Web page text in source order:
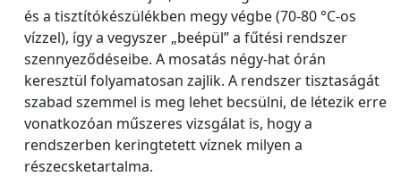
és a tisztítókészülékben megy végbe (70-80 °C-os
vízzel), így a vegyszer „beépül” a fűtési rendszer
szennyeződéseibe. A mosatás négy-hat órán
keresztül folyamatosan zajlik. A rendszer tisztaságát
szabad szemmel is meg lehet becsülni, de létezik erre
vonatkozóan műszeres vizsgálat is, hogy a
rendszerben keringtetett víznek milyen a
részecsketartalma.